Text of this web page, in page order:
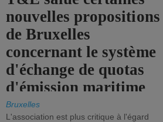
nouvelles propositions
de Bruxelles
concernant le système
d'échange de quotas
d'émission maritime
de l'UE.
Bruxelles
L'association est plus critique à l'égard